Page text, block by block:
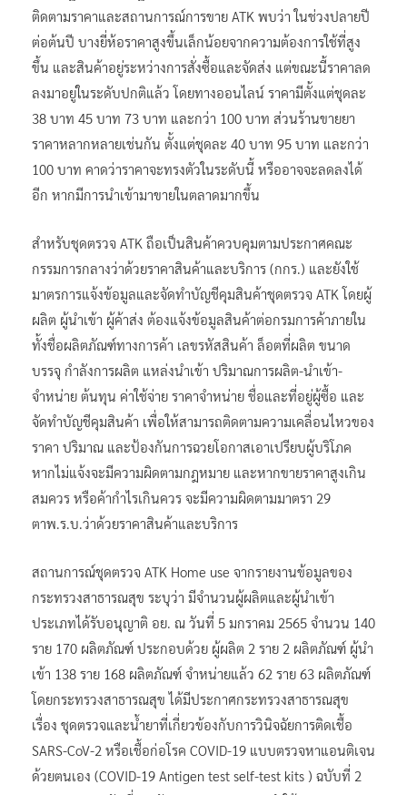
ติดตามราคาและสถานการณ์การขาย ATK พบว่า ในช่วงปลายปี
ต่อต้นปี บางยี่ห้อราคาสูงขึ้นเล็กน้อยจากความต้องการใช้ที่สูง
ขึ้น และสินค้าอยู่ระหว่างการสั่งซื้อและจัดส่ง แต่ขณะนี้ราคาลด
ลงมาอยู่ในระดับปกติแล้ว โดยทางออนไลน์ ราคามีตั้งแต่ชุดละ
38 บาท 45 บาท 73 บาท และกว่า 100 บาท ส่วนร้านขายยา
ราคาหลากหลายเช่นกัน ตั้งแต่ชุดละ 40 บาท 95 บาท และกว่า
100 บาท คาดว่าราคาจะทรงตัวในระดับนี้ หรืออาจจะลดลงได้
อีก หากมีการนำเข้ามาขายในตลาดมากขึ้น
สำหรับชุดตรวจ ATK ถือเป็นสินค้าควบคุมตามประกาศคณะ
กรรมการกลางว่าด้วยราคาสินค้าและบริการ (กกร.) และยังใช้
มาตรการแจ้งข้อมูลและจัดทำบัญชีคุมสินค้าชุดตรวจ ATK โดยผู้
ผลิต ผู้นำเข้า ผู้ค้าส่ง ต้องแจ้งข้อมูลสินค้าต่อกรมการค้าภายใน
ทั้งชื่อผลิตภัณฑ์ทางการค้า เลขรหัสสินค้า ล็อตที่ผลิต ขนาด
บรรจุ กำลังการผลิต แหล่งนำเข้า ปริมาณการผลิต-นำเข้า-
จำหน่าย ต้นทุน ค่าใช้จ่าย ราคาจำหน่าย ชื่อและที่อยู่ผู้ซื้อ และ
จัดทำบัญชีคุมสินค้า เพื่อให้สามารถติดตามความเคลื่อนไหวของ
ราคา ปริมาณ และป้องกันการฉวยโอกาสเอาเปรียบผู้บริโภค
หากไม่แจ้งจะมีความผิดตามกฎหมาย และหากขายราคาสูงเกิน
สมควร หรือค้ากำไรเกินควร จะมีความผิดตามมาตรา 29
ตาพ.ร.บ.ว่าด้วยราคาสินค้าและบริการ
สถานการณ์ชุดตรวจ ATK Home use จากรายงานข้อมูลของ
กระทรวงสาธารณสุข ระบุว่า มีจำนวนผู้ผลิตและผู้นำเข้า
ประเภทได้รับอนุญาติ อย. ณ วันที่ 5 มกราคม 2565 จำนวน 140
ราย 170 ผลิตภัณฑ์ ประกอบด้วย ผู้ผลิต 2 ราย 2 ผลิตภัณฑ์ ผู้นำ
เข้า 138 ราย 168 ผลิตภัณฑ์ จำหน่ายแล้ว 62 ราย 63 ผลิตภัณฑ์
โดยกระทรวงสาธารณสุข ได้มีประกาศกระทรวงสาธารณสุข
เรื่อง ชุดตรวจและน้ำยาที่เกี่ยวข้องกับการวินิจฉัยการติดเชื้อ
SARS-CoV-2 หรือเชื้อก่อโรค COVID-19 แบบตรวจหาแอนติเจน
ด้วยตนเอง (COVID-19 Antigen test self-test kits ) ฉบับที่ 2